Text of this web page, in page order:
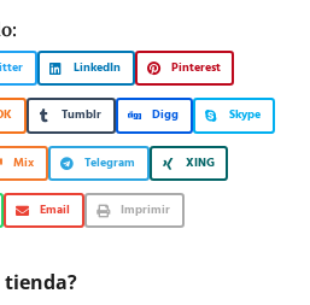
LinkedIn Pinterest
Tumblr Digg Skype
Mix Telegram XING
Email Imprimir
tienda?